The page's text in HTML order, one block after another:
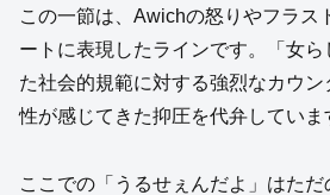
この一節は、Awichの怒りやフラス
ートに表現したラインです。「女
た社会的規範に対する強烈なカウ
性が感じてきた抑圧を代弁していま
ここでの「うるせぇんだよ」はた